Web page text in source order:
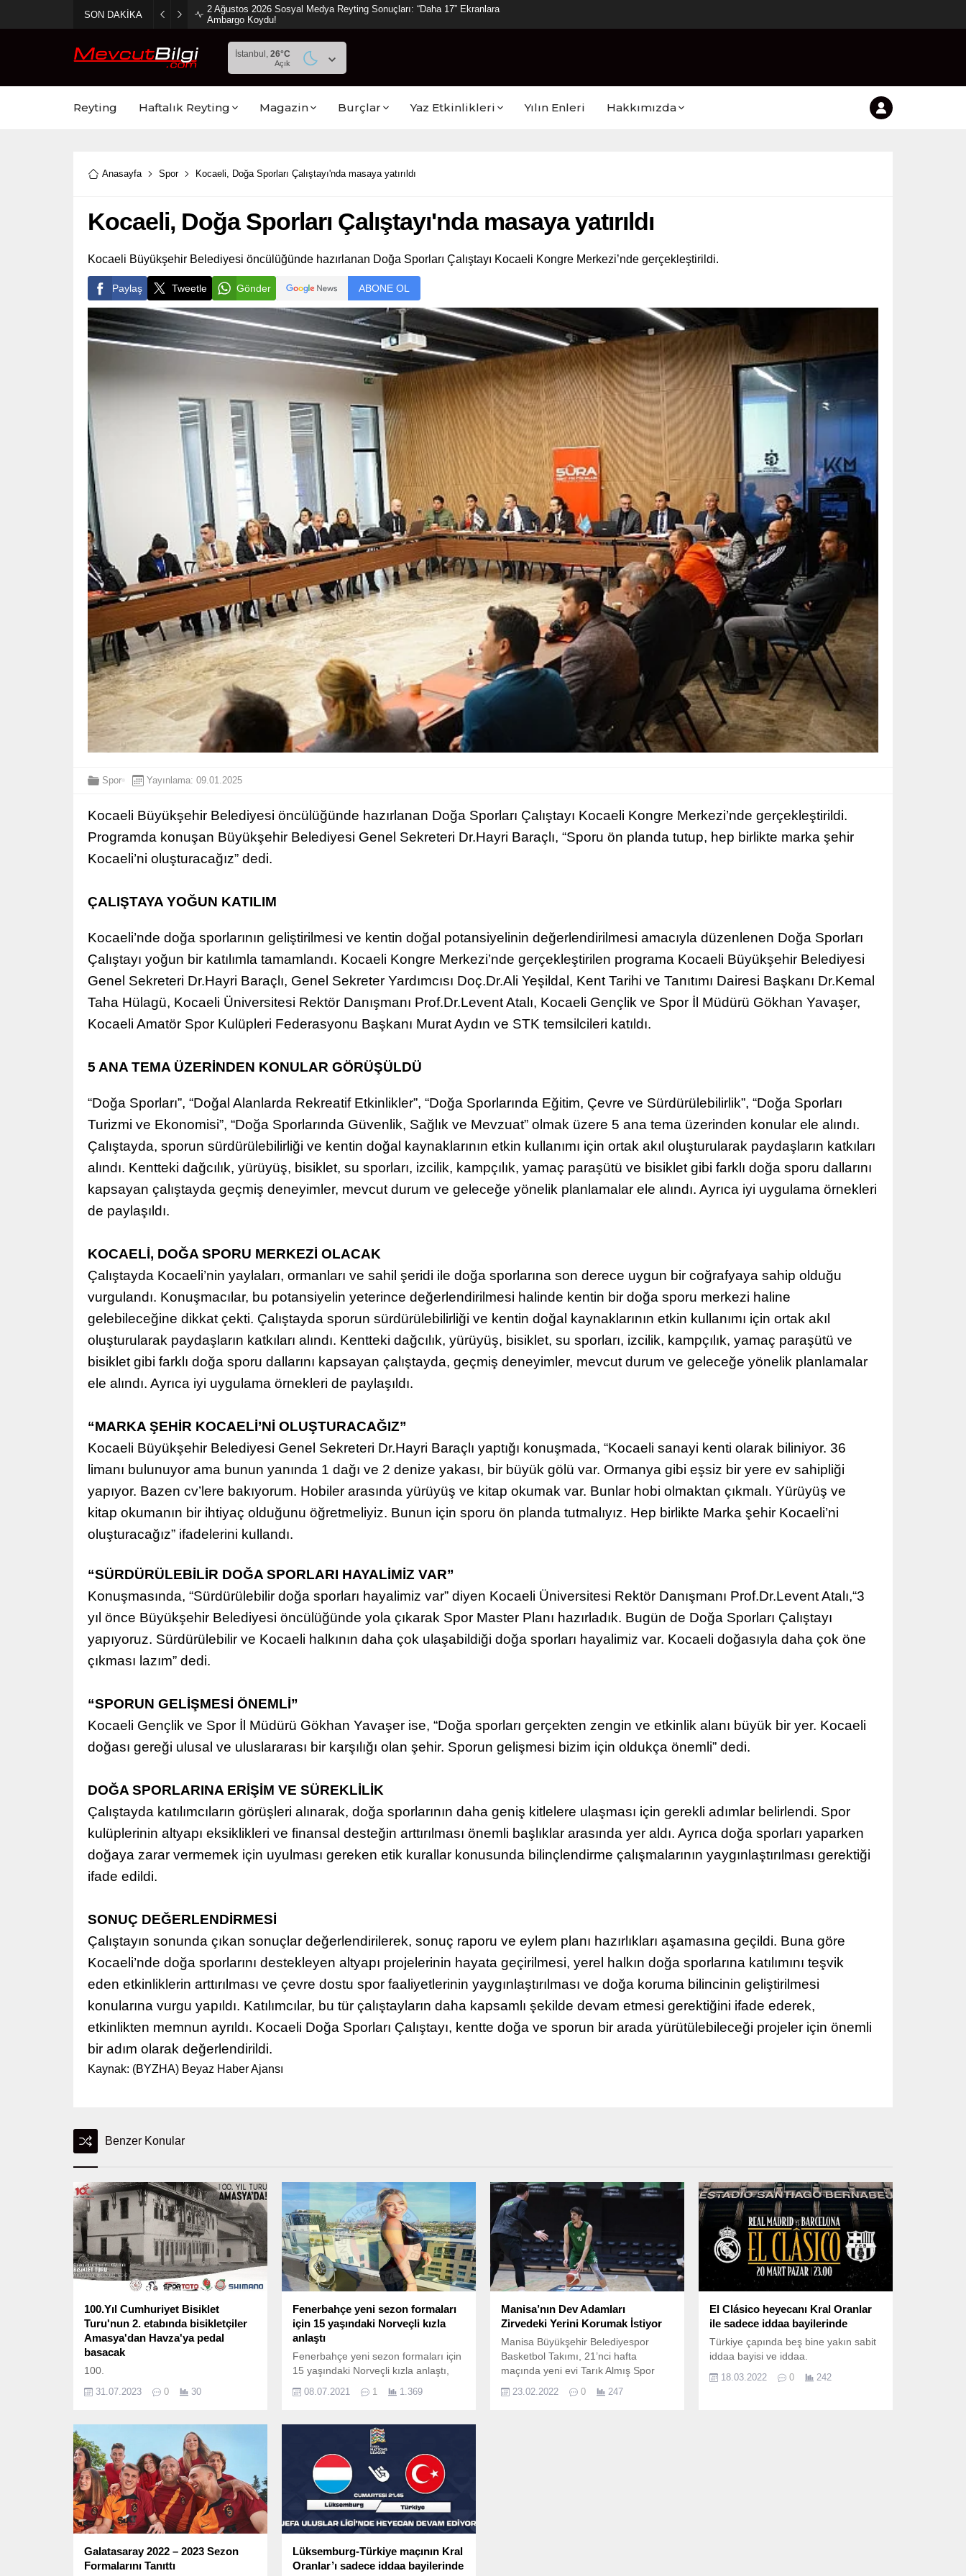
SON DAKİKA
2 Ağustos 2026 Sosyal Medya Reyting Sonuçları: “Daha 17” Ekranlara
Ambargo Koydu!
İstanbul, 26°C
Açık
Reyting Haftalık Reyting Magazin Burçlar Yaz Etkinlikleri Yılın Enleri Hakkımızda
Anasayfa Spor Kocaeli, Doğa Sporları Çalıştayı'nda masaya yatırıldı
Kocaeli, Doğa Sporları Çalıştayı'nda masaya yatırıldı
Kocaeli Büyükşehir Belediyesi öncülüğünde hazırlanan Doğa Sporları Çalıştayı Kocaeli Kongre Merkezi’nde gerçekleştirildi.
Paylaş Tweetle Gönder ABONE OL
Spor Yayınlama: 09.01.2025
Kocaeli Büyükşehir Belediyesi öncülüğünde hazırlanan Doğa Sporları Çalıştayı Kocaeli Kongre Merkezi’nde gerçekleştirildi.
Programda konuşan Büyükşehir Belediyesi Genel Sekreteri Dr.Hayri Baraçlı, “Sporu ön planda tutup, hep birlikte marka şehir
Kocaeli’ni oluşturacağız” dedi.
ÇALIŞTAYA YOĞUN KATILIM
Kocaeli’nde doğa sporlarının geliştirilmesi ve kentin doğal potansiyelinin değerlendirilmesi amacıyla düzenlenen Doğa Sporları
Çalıştayı yoğun bir katılımla tamamlandı. Kocaeli Kongre Merkezi’nde gerçekleştirilen programa Kocaeli Büyükşehir Belediyesi
Genel Sekreteri Dr.Hayri Baraçlı, Genel Sekreter Yardımcısı Doç.Dr.Ali Yeşildal, Kent Tarihi ve Tanıtımı Dairesi Başkanı Dr.Kemal
Taha Hülagü, Kocaeli Üniversitesi Rektör Danışmanı Prof.Dr.Levent Atalı, Kocaeli Gençlik ve Spor İl Müdürü Gökhan Yavaşer,
Kocaeli Amatör Spor Kulüpleri Federasyonu Başkanı Murat Aydın ve STK temsilcileri katıldı.
5 ANA TEMA ÜZERİNDEN KONULAR GÖRÜŞÜLDÜ
“Doğa Sporları”, “Doğal Alanlarda Rekreatif Etkinlikler”, “Doğa Sporlarında Eğitim, Çevre ve Sürdürülebilirlik”, “Doğa Sporları
Turizmi ve Ekonomisi”, “Doğa Sporlarında Güvenlik, Sağlık ve Mevzuat” olmak üzere 5 ana tema üzerinden konular ele alındı.
Çalıştayda, sporun sürdürülebilirliği ve kentin doğal kaynaklarının etkin kullanımı için ortak akıl oluşturularak paydaşların katkıları
alındı. Kentteki dağcılık, yürüyüş, bisiklet, su sporları, izcilik, kampçılık, yamaç paraşütü ve bisiklet gibi farklı doğa sporu dallarını
kapsayan çalıştayda geçmiş deneyimler, mevcut durum ve geleceğe yönelik planlamalar ele alındı. Ayrıca iyi uygulama örnekleri
de paylaşıldı.
KOCAELİ, DOĞA SPORU MERKEZİ OLACAK
Çalıştayda Kocaeli’nin yaylaları, ormanları ve sahil şeridi ile doğa sporlarına son derece uygun bir coğrafyaya sahip olduğu
vurgulandı. Konuşmacılar, bu potansiyelin yeterince değerlendirilmesi halinde kentin bir doğa sporu merkezi haline
gelebileceğine dikkat çekti. Çalıştayda sporun sürdürülebilirliği ve kentin doğal kaynaklarının etkin kullanımı için ortak akıl
oluşturularak paydaşların katkıları alındı. Kentteki dağcılık, yürüyüş, bisiklet, su sporları, izcilik, kampçılık, yamaç paraşütü ve
bisiklet gibi farklı doğa sporu dallarını kapsayan çalıştayda, geçmiş deneyimler, mevcut durum ve geleceğe yönelik planlamalar
ele alındı. Ayrıca iyi uygulama örnekleri de paylaşıldı.
“MARKA ŞEHİR KOCAELİ’Nİ OLUŞTURACAĞIZ”
Kocaeli Büyükşehir Belediyesi Genel Sekreteri Dr.Hayri Baraçlı yaptığı konuşmada, “Kocaeli sanayi kenti olarak biliniyor. 36
limanı bulunuyor ama bunun yanında 1 dağı ve 2 denize yakası, bir büyük gölü var. Ormanya gibi eşsiz bir yere ev sahipliği
yapıyor. Bazen cv’lere bakıyorum. Hobiler arasında yürüyüş ve kitap okumak var. Bunlar hobi olmaktan çıkmalı. Yürüyüş ve
kitap okumanın bir ihtiyaç olduğunu öğretmeliyiz. Bunun için sporu ön planda tutmalıyız. Hep birlikte Marka şehir Kocaeli’ni
oluşturacağız” ifadelerini kullandı.
“SÜRDÜRÜLEBİLİR DOĞA SPORLARI HAYALİMİZ VAR”
Konuşmasında, “Sürdürülebilir doğa sporları hayalimiz var” diyen Kocaeli Üniversitesi Rektör Danışmanı Prof.Dr.Levent Atalı,“3
yıl önce Büyükşehir Belediyesi öncülüğünde yola çıkarak Spor Master Planı hazırladık. Bugün de Doğa Sporları Çalıştayı
yapıyoruz. Sürdürülebilir ve Kocaeli halkının daha çok ulaşabildiği doğa sporları hayalimiz var. Kocaeli doğasıyla daha çok öne
çıkması lazım” dedi.
“SPORUN GELİŞMESİ ÖNEMLİ”
Kocaeli Gençlik ve Spor İl Müdürü Gökhan Yavaşer ise, “Doğa sporları gerçekten zengin ve etkinlik alanı büyük bir yer. Kocaeli
doğası gereği ulusal ve uluslararası bir karşılığı olan şehir. Sporun gelişmesi bizim için oldukça önemli” dedi.
DOĞA SPORLARINA ERİŞİM VE SÜREKLİLİK
Çalıştayda katılımcıların görüşleri alınarak, doğa sporlarının daha geniş kitlelere ulaşması için gerekli adımlar belirlendi. Spor
kulüplerinin altyapı eksiklikleri ve finansal desteğin arttırılması önemli başlıklar arasında yer aldı. Ayrıca doğa sporları yaparken
doğaya zarar vermemek için uyulması gereken etik kurallar konusunda bilinçlendirme çalışmalarının yaygınlaştırılması gerektiği
ifade edildi.
SONUÇ DEĞERLENDİRMESİ
Çalıştayın sonunda çıkan sonuçlar değerlendirilerek, sonuç raporu ve eylem planı hazırlıkları aşamasına geçildi. Buna göre
Kocaeli’nde doğa sporlarını destekleyen altyapı projelerinin hayata geçirilmesi, yerel halkın doğa sporlarına katılımını teşvik
eden etkinliklerin arttırılması ve çevre dostu spor faaliyetlerinin yaygınlaştırılması ve doğa koruma bilincinin geliştirilmesi
konularına vurgu yapıldı. Katılımcılar, bu tür çalıştayların daha kapsamlı şekilde devam etmesi gerektiğini ifade ederek,
etkinlikten memnun ayrıldı. Kocaeli Doğa Sporları Çalıştayı, kentte doğa ve sporun bir arada yürütülebileceği projeler için önemli
bir adım olarak değerlendirildi.
Kaynak: (BYZHA) Beyaz Haber Ajansı
Benzer Konular
100.Yıl Cumhuriyet Bisiklet
Turu'nun 2. etabında bisikletçiler
Amasya'dan Havza'ya pedal
basacak
100.
31.07.2023 0 30
Fenerbahçe yeni sezon formaları
için 15 yaşındaki Norveçli kızla
anlaştı
Fenerbahçe yeni sezon formaları için
15 yaşındaki Norveçli kızla anlaştı,
hazırlıkları sürerken bir yandan da
tanıtmaya başladı. Fenerbahçe ise
şok edici bir gelişme ile Fenerbahçe
yeni sezon formaları için Tik Tok‘er
Norveçli 15 Yaşındaki Havanna
Winter ile anlaştı. Bir çok taraftar bu...
08.07.2021 1 1.369
Manisa’nın Dev Adamları
Zirvedeki Yerini Korumak İstiyor
Manisa Büyükşehir Belediyespor
Basketbol Takımı, 21’nci hafta
maçında yeni evi Tarık Almış Spor
ağırlayacağı maçın hazırlıklarını
23.02.2022 0 247
El Clásico heyecanı Kral Oranlar
ile sadece iddaa bayilerinde
Türkiye çapında beş bine yakın sabit
iddaa bayisi ve iddaa.
18.03.2022 0 242
Galatasaray 2022 – 2023 Sezon
Formalarını Tanıttı
Lüksemburg-Türkiye maçının Kral
Oranlar’ı sadece iddaa bayilerinde